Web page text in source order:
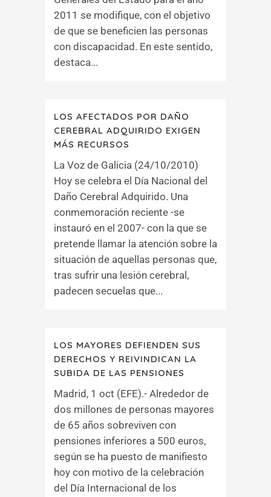
2011 se modifique, con el objetivo
de que se beneficien las personas
con discapacidad. En este sentido,
destaca...
LOS AFECTADOS POR DAÑO
CEREBRAL ADQUIRIDO EXIGEN
MÁS RECURSOS
La Voz de Galicia (24/10/2010)
Hoy se celebra el Día Nacional del
Daño Cerebral Adquirido. Una
conmemoración reciente -se
instauró en el 2007- con la que se
pretende llamar la atención sobre la
situación de aquellas personas que,
tras sufrir una lesión cerebral,
padecen secuelas que...
LOS MAYORES DEFIENDEN SUS
DERECHOS Y REIVINDICAN LA
SUBIDA DE LAS PENSIONES
Madrid, 1 oct (EFE).- Alrededor de
dos millones de personas mayores
de 65 años sobreviven con
pensiones inferiores a 500 euros,
según se ha puesto de manifiesto
hoy con motivo de la celebración
del Día Internacional de los